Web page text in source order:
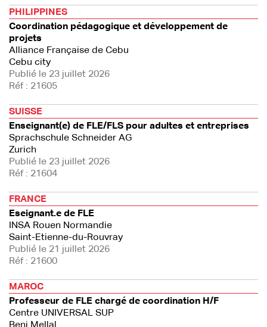
PHILIPPINES
Coordination pédagogique et développement de
projets
Alliance Française de Cebu
Cebu city
Publié le 23 juillet 2026
Réf : 21605
SUISSE
Enseignant(e) de FLE/FLS pour adultes et entreprises
Sprachschule Schneider AG
Zurich
Publié le 23 juillet 2026
Réf : 21604
FRANCE
Eseignant.e de FLE
INSA Rouen Normandie
Saint-Etienne-du-Rouvray
Publié le 21 juillet 2026
Réf : 21600
MAROC
Professeur de FLE chargé de coordination H/F
Centre UNIVERSAL SUP